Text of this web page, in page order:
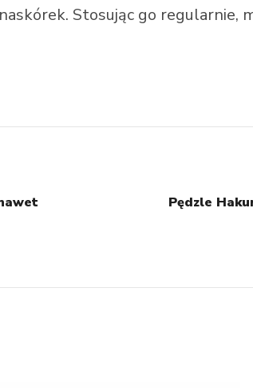
Stosując go regularnie,
Pędzle